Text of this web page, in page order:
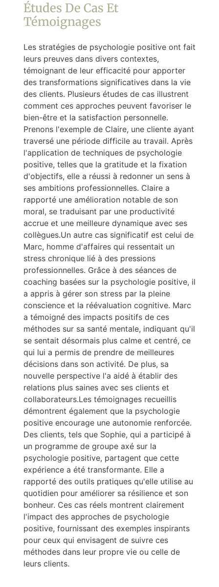
Études De Cas Et
Témoignages
Les stratégies de psychologie positive ont fait
leurs preuves dans divers contextes,
témoignant de leur efficacité pour apporter
des transformations significatives dans la vie
des clients. Plusieurs études de cas illustrent
comment ces approches peuvent favoriser le
bien-être et la satisfaction personnelle.
Prenons l'exemple de Claire, une cliente ayant
traversé une période difficile au travail. Après
l'application de techniques de psychologie
positive, telles que la gratitude et la fixation
d'objectifs, elle a réussi à redonner un sens à
ses ambitions professionnelles. Claire a
rapporté une amélioration notable de son
moral, se traduisant par une productivité
accrue et une meilleure dynamique avec ses
collègues.Un autre cas significatif est celui de
Marc, homme d'affaires qui ressentait un
stress chronique lié à des pressions
professionnelles. Grâce à des séances de
coaching basées sur la psychologie positive, il
a appris à gérer son stress par la pleine
conscience et la réévaluation cognitive. Marc
a témoigné des impacts positifs de ces
méthodes sur sa santé mentale, indiquant qu'il
se sentait désormais plus calme et centré, ce
qui lui a permis de prendre de meilleures
décisions dans son activité. De plus, sa
nouvelle perspective l'a aidé à établir des
relations plus saines avec ses clients et
collaborateurs.Les témoignages recueillis
démontrent également que la psychologie
positive encourage une autonomie renforcée.
Des clients, tels que Sophie, qui a participé à
un programme de groupe axé sur la
psychologie positive, partagent que cette
expérience a été transformante. Elle a
rapporté des outils pratiques qu'elle utilise au
quotidien pour améliorer sa résilience et son
bonheur. Ces cas réels montrent clairement
l'impact des approches de psychologie
positive, fournissant des exemples inspirants
pour ceux qui envisagent de suivre ces
méthodes dans leur propre vie ou celle de
leurs clients.